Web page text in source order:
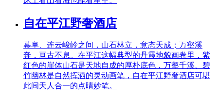
自在平江野奢酒店
幕阜、连云峻岭之间，山石林立，意态天成；万壑溪
奔，亘古不息。在平江这幅典型的丹霞地貌画卷里，紫
红色的崖体山石是天地自成的厚朴底色，万壑千溪、碧
竹幽林是自然挥洒的灵动画笔，自在平江野奢酒店可堪
此间天人合一的点睛妙笔。